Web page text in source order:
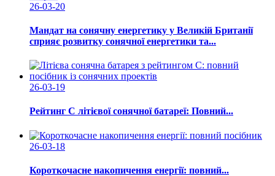
26-03-20
Мандат на сонячну енергетику у Великій Британії
сприяє розвитку сонячної енергетики та...
26-03-19
Рейтинг C літієвої сонячної батареї: Повний...
26-03-18
Короткочасне накопичення енергії: повний...